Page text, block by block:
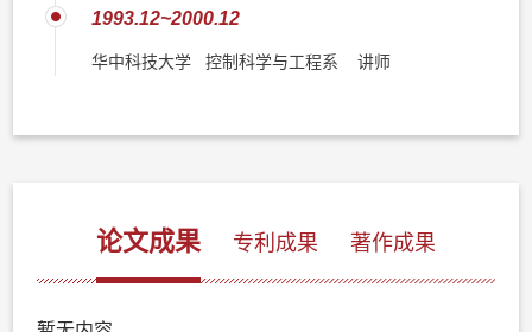
1993.12~2000.12
华中科技大学 控制科学与工程系 讲师
论文成果 专利成果 著作成果